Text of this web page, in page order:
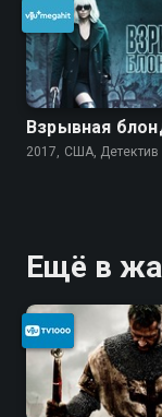
Взрывная
2017, США, Детектив
Ещё в